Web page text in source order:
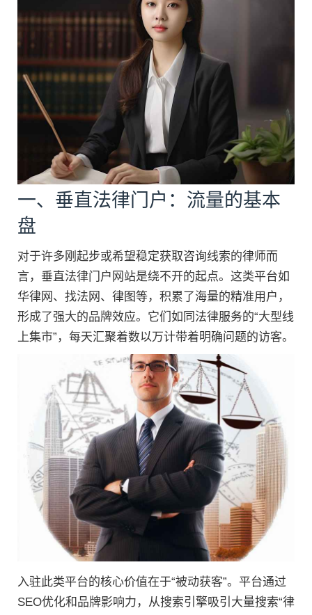
一、垂直法律门户：流量的基本
盘
对于许多刚起步或希望稳定获取咨询线索的律师而
言，垂直法律门户网站是绕不开的起点。这类平台如
华律网、找法网、律图等，积累了海量的精准用户，
形成了强大的品牌效应。它们如同法律服务的“大型线
上集市”，每天汇聚着数以万计带着明确问题的访客。
入驻此类平台的核心价值在于“被动获客”。平台通过
SEO优化和品牌影响力，从搜索引擎吸引大量搜索“律